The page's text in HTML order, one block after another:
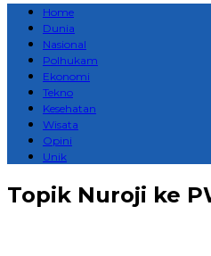
Home
Dunia
Nasional
Polhukam
Ekonomi
Tekno
Kesehatan
Wisata
Opini
Unik
Topik Nuroji ke